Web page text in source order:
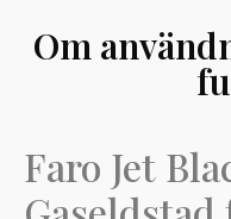
Om
Faro Jet